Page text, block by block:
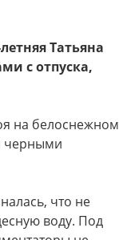
Татьяна
с отпуска,
на белоснежном
черными
что не
воду. Под